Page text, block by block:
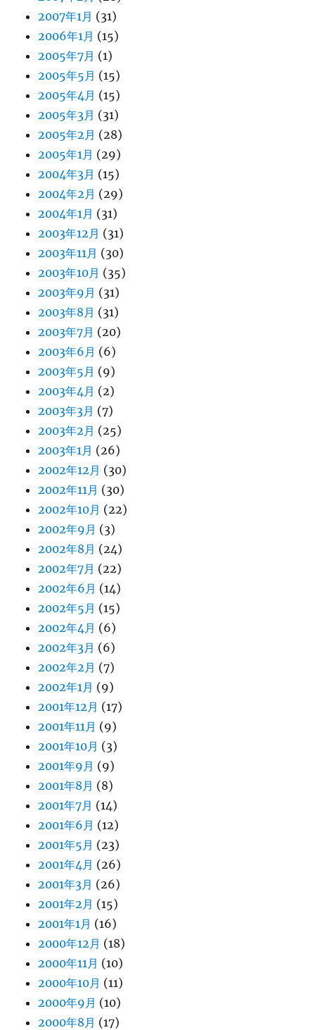
2007年1月 (31)
2006年1月 (15)
2005年7月 (1)
2005年5月 (15)
2005年4月 (15)
2005年3月 (31)
2005年2月 (28)
2005年1月 (29)
2004年3月 (15)
2004年2月 (29)
2004年1月 (31)
2003年12月 (31)
2003年11月 (30)
2003年10月 (35)
2003年9月 (31)
2003年8月 (31)
2003年7月 (20)
2003年6月 (6)
2003年5月 (9)
2003年4月 (2)
2003年3月 (7)
2003年2月 (25)
2003年1月 (26)
2002年12月 (30)
2002年11月 (30)
2002年10月 (22)
2002年9月 (3)
2002年8月 (24)
2002年7月 (22)
2002年6月 (14)
2002年5月 (15)
2002年4月 (6)
2002年3月 (6)
2002年2月 (7)
2002年1月 (9)
2001年12月 (17)
2001年11月 (9)
2001年10月 (3)
2001年9月 (9)
2001年8月 (8)
2001年7月 (14)
2001年6月 (12)
2001年5月 (23)
2001年4月 (26)
2001年3月 (26)
2001年2月 (15)
2001年1月 (16)
2000年12月 (18)
2000年11月 (10)
2000年10月 (11)
2000年9月 (10)
2000年8月 (17)